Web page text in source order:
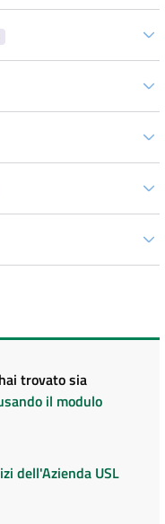
trovato sia
il modulo
dell'Azienda USL